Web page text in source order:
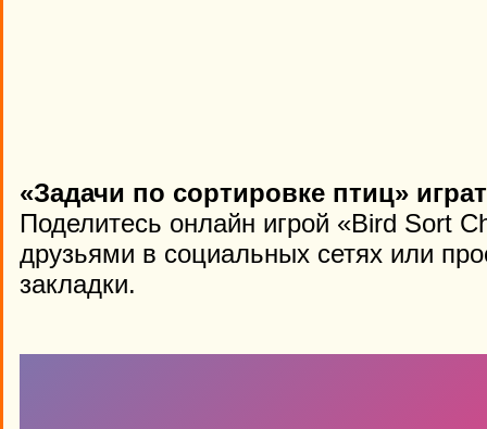
«Задачи по сортировке птиц»
Поделитесь онлайн игрой «Bird Sort
друзьями в социальных сетях или
закладки.